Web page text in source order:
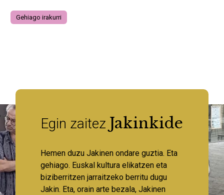
Gehiago irakurri
Egin zaitez Jakinkide
Hemen duzu Jakinen ondare guztia. Eta
gehiago. Euskal kultura elikatzen eta
biziberritzen jarraitzeko berritu dugu
Jakin. Eta, orain arte bezala, Jakinen